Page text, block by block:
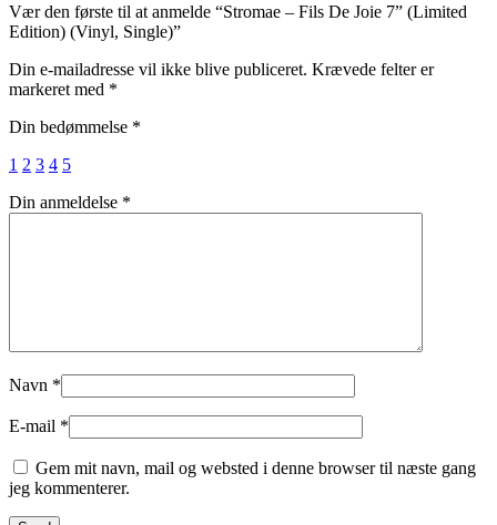
Vær den første til at anmelde “Stromae – Fils De Joie 7” (Limited
Edition) (Vinyl, Single)”
Din e-mailadresse vil ikke blive publiceret. Krævede felter er
markeret med *
Din bedømmelse *
1 2 3 4 5
Din anmeldelse *
Navn *
E-mail *
Gem mit navn, mail og websted i denne browser til næste gang
jeg kommenterer.